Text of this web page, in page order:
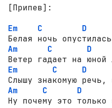
[Припев]:
Em
C D
Am
C D
Em
C D
Am
C D